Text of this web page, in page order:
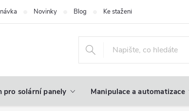
Novinky Blog Ke stažení
pro solární panely Manipulace a automatizace